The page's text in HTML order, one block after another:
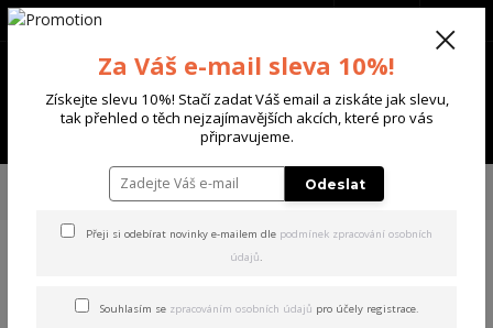
Menu
+420 702 136 620
TRIKA & TÍLKA
Yakuza pánské tričko Skull Theme
Theme Regular T-Shirt
Za Váš e-mail sleva 10%!
Získejte slevu 10%! Stačí zadat Váš email a ziskáte jak slevu,
tak přehled o těch nejzajímavějších akcích, které pro vás
připravujeme.
Odeslat
Přeji si odebírat novinky e-mailem dle podmínek zpracování osobních
údajů.
Souhlasím se zpracováním osobních údajů pro účely registrace.